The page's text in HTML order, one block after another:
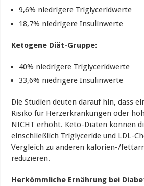
9,6% niedrigere Triglyceridwerte
18,7% niedrigere Insulinwerte
Ketogene Diät-Gruppe:
40% niedrigere Triglyceridwerte
33,6% niedrigere Insulinwerte
Die Studien deuten darauf hin, dass
Risiko für Herzerkrankungen oder
NICHT erhöht. Keto-Diäten können
einschließlich Triglyceride und LDL-
Vergleich zu anderen kalorien-/
reduzieren.
Herkömmliche Ernährung bei